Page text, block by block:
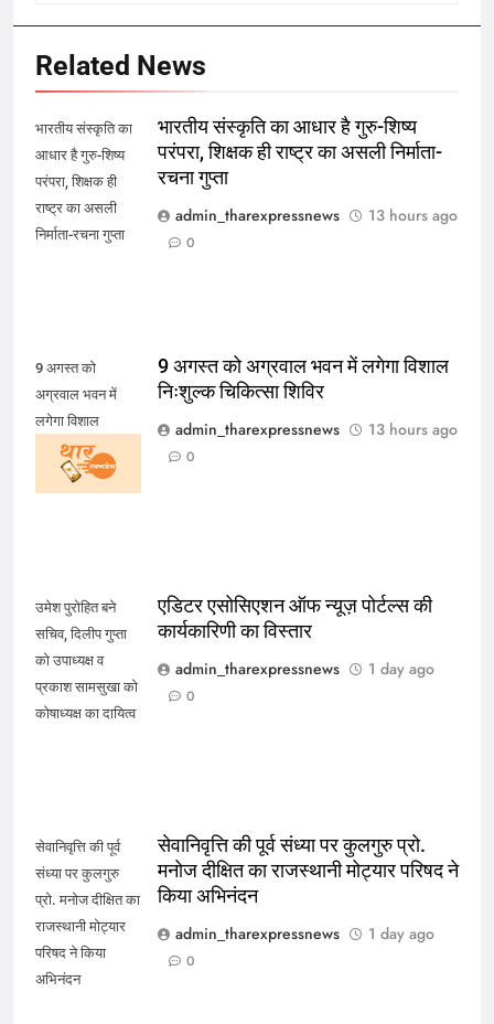
Related News
भारतीय संस्कृति का
आधार है गुरु-शिष्य
परंपरा, शिक्षक ही
राष्ट्र का असली
निर्माता-रचना गुप्ता
भारतीय संस्कृति का आधार है गुरु-शिष्य
परंपरा, शिक्षक ही राष्ट्र का असली निर्माता-
रचना गुप्ता
admin_tharexpressnews
13 hours ago
0
9 अगस्त को
अग्रवाल भवन में
लगेगा विशाल
निःशुल्क चिकित्सा
शिविर
9 अगस्त को अग्रवाल भवन में लगेगा विशाल
निःशुल्क चिकित्सा शिविर
admin_tharexpressnews
13 hours ago
0
उमेश पुरोहित बने
सचिव, दिलीप गुप्ता
को उपाध्यक्ष व
प्रकाश सामसुखा को
कोषाध्यक्ष का दायित्व
एडिटर एसोसिएशन ऑफ न्यूज़ पोर्टल्स की
कार्यकारिणी का विस्तार
admin_tharexpressnews
1 day ago
0
सेवानिवृत्ति की पूर्व
संध्या पर कुलगुरु
प्रो. मनोज दीक्षित का
राजस्थानी मोट्यार
परिषद ने किया
अभिनंदन
सेवानिवृत्ति की पूर्व संध्या पर कुलगुरु प्रो.
मनोज दीक्षित का राजस्थानी मोट्यार परिषद ने
किया अभिनंदन
admin_tharexpressnews
1 day ago
0